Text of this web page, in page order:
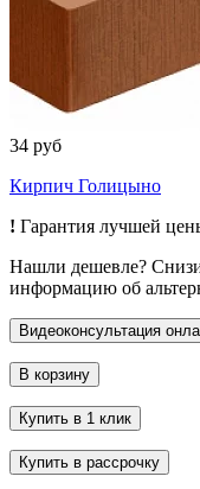
34 руб
Кирпич Голицыно
! Гарантия лучшей
Нашли дешевле?
информацию об